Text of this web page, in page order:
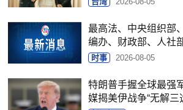
最高法、中央组织部
编办、财政部、人社
时事 2026-08-05
特朗普手握全球最强
媒揭美伊战争“无解三